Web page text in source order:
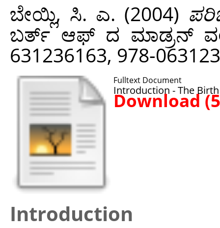
ಬೇಯ್ಲಿ, ಸಿ. ಎ. (2004)
ಬರ್ತ್ ಆಫ್ ದ ಮಾಡ್ರನ್
631236163, 978-
Fulltext Document
Introduction - The
Download
Introduction